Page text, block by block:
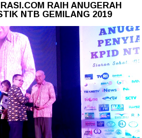
RAIH ANUGERAH
NTB GEMILANG 2019